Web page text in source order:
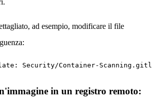
ad esempio, modificare il file
Security/Container-
in un registro remoto: